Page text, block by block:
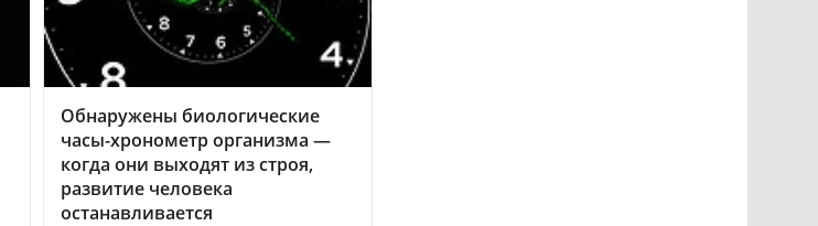
Обнаружены биологические
часы-хронометр организма —
когда они выходят из строя,
развитие человека
останавливается